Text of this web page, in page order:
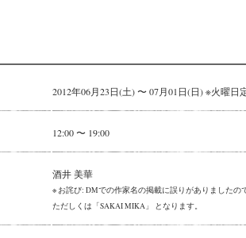
2012年06月23日(土) 〜 07月01日(日) ※火曜日
12:00 〜 19:00
酒井 美華
※ お詫び: DMでの作家名の掲載に誤りがありましたの
ただしくは「SAKAI MIKA」 となります。